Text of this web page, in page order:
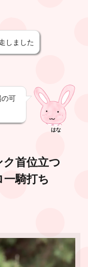
しました
可
はな
ク首位立つ
騎打ち